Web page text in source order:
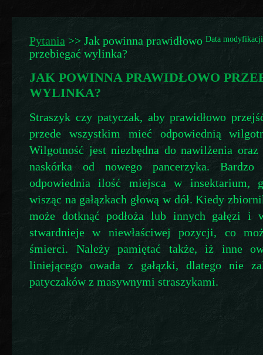
Data
Pytania >> Jak powinna prawidłowo
przebiegać wylinka?
JAK POWINNA PRAWIDŁOWO
WYLINKA?
Straszyk czy patyczak, aby prawidłowo
przede wszystkim mieć odpowiednią
Wilgotność jest niezbędna do nawilżenia oraz
naskórka od nowego pancerzyka.
odpowiednia ilość miejsca w insektarium,
wisząc na gałązkach głową w dół. Kiedy
może dotknąć podłoża lub innych gałęzi i
stwardnieje w niewłaściwej pozycji, co
śmierci. Należy pamiętać także, iż inne
liniejącego owada z gałązki, dlatego nie
patyczaków z masywnymi straszykami.